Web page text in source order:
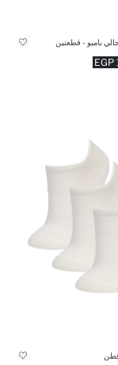
بامبو - قطعتين